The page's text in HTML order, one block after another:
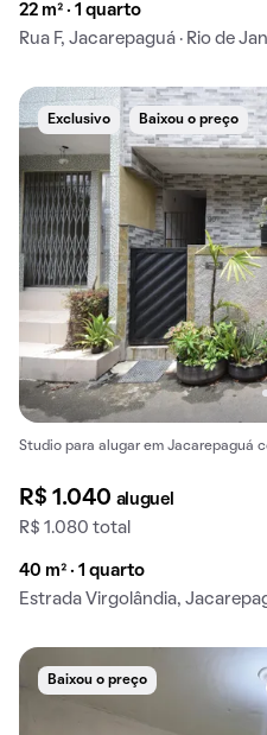
22 m² · 1 quarto
Rua F, Jacarepaguá · Rio de
Exclusivo Baixou o preço
Studio para alugar em Jacarepaguá
R$ 1.040 aluguel
R$ 1.080 total
40 m² · 1 quarto
Estrada Virgolândia,
Baixou o preço